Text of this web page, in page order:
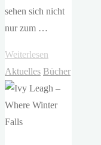
sehen sich nicht
nur zum …
Weiterlesen
Fischer
–
Pretty
Aktuelles Bücher